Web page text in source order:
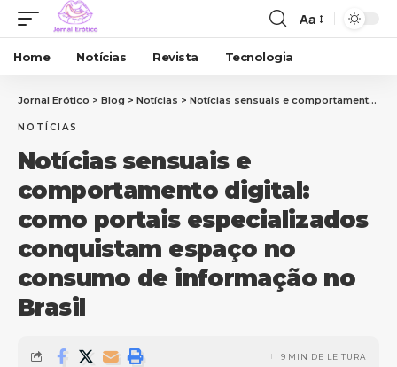
Aa
Home Notícias Revista Tecnologia
Jornal Erótico > Blog > Notícias > Notícias sensuais e comportamento digital: como portais especializados conquistam espaço no consumo de informação no Brasil
NOTÍCIAS
Notícias sensuais e
comportamento digital:
como portais especializados
conquistam espaço no
consumo de informação no
Brasil
9 MIN DE LEITURA